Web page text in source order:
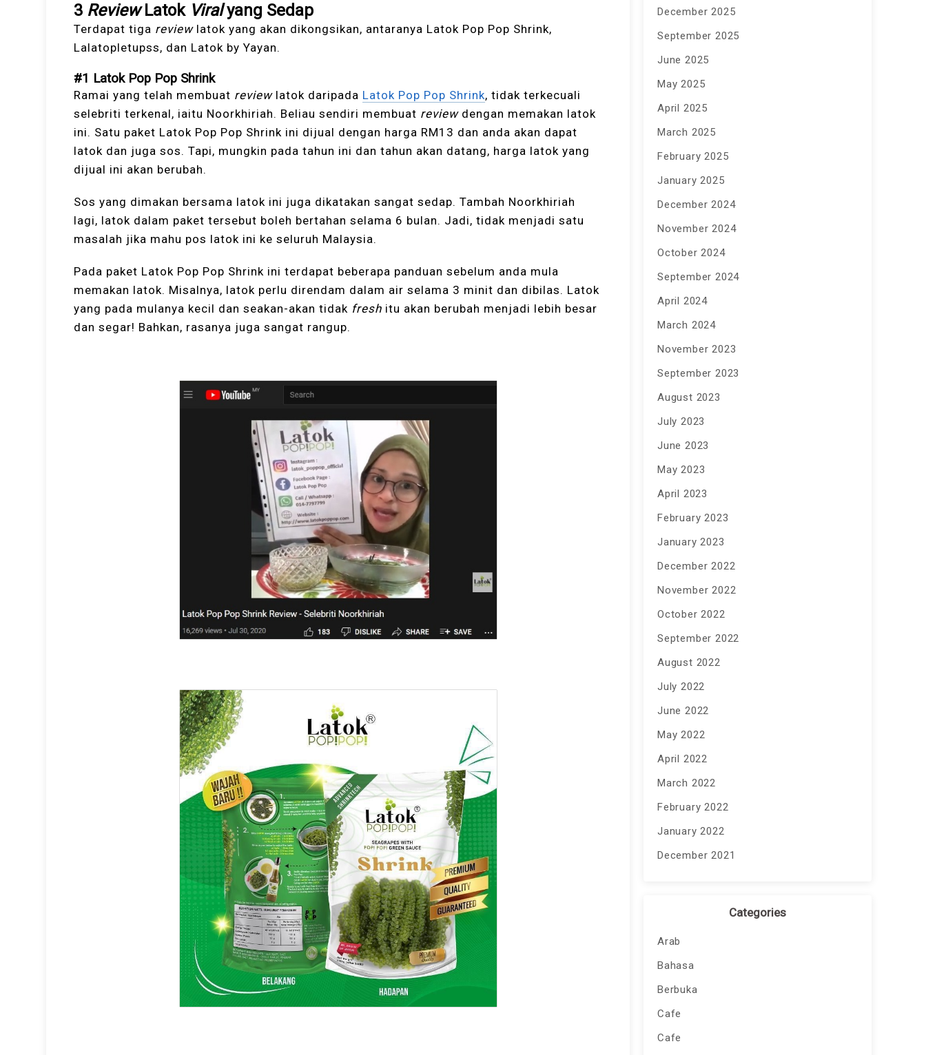
3 Review Latok Viralyang Sedap
Terdapat tiga review latok yang akan dikongsikan, antaranya Latok Pop Pop Shrink,
Lalatopletupss, dan Latok by Yayan.
#1 Latok Pop Pop Shrink
Ramai yang telah membuat review latok daripada Latok Pop Pop Shrink, tidak terkecuali
selebriti terkenal, iaitu Noorkhiriah. Beliau sendiri membuat review dengan memakan latok
ini. Satu paket Latok Pop Pop Shrink ini dijual dengan harga RM13 dan anda akan dapat
latok dan juga sos. Tapi, mungkin pada tahun ini dan tahun akan datang, harga latok yang
dijual ini akan berubah.
Sos yang dimakan bersama latok ini juga dikatakan sangat sedap. Tambah Noorkhiriah
lagi, latok dalam paket tersebut boleh bertahan selama 6 bulan. Jadi, tidak menjadi satu
masalah jika mahu pos latok ini ke seluruh Malaysia.
Pada paket Latok Pop Pop Shrink ini terdapat beberapa panduan sebelum anda mula
memakan latok. Misalnya, latok perlu direndam dalam air selama 3 minit dan dibilas. Latok
yang pada mulanya kecil dan seakan-akan tidak fresh itu akan berubah menjadi lebih besar
dan segar! Bahkan, rasanya juga sangat rangup.
December 2025
September 2025
June 2025
May 2025
April 2025
March 2025
February 2025
January 2025
December 2024
November 2024
October 2024
September 2024
April 2024
March 2024
November 2023
September 2023
August 2023
July 2023
June 2023
May 2023
April 2023
February 2023
January 2023
December 2022
November 2022
October 2022
September 2022
August 2022
July 2022
June 2022
May 2022
April 2022
March 2022
February 2022
January 2022
December 2021
Categories
Arab
Bahasa
Berbuka
Cafe
Cafe